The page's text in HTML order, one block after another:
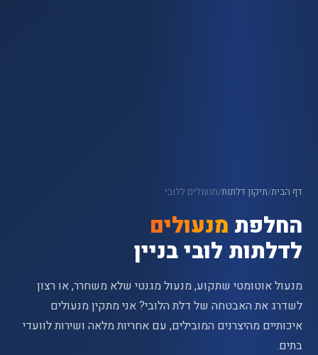
דף הבית/תיקון דלתות/מנעולים ללובי
החלפת מנעולים
לדלתות לובי בניין
מנעול אוטומטי שתקוע, מנעול מגנטי שלא משחרר, או רצון
לשדרג את האבטחה של דלת הלובי? אני מתקין מנעולים
איכותיים מהיצרנים המובילים, עם אחריות מלאה ושירות לוועדי
בתים.